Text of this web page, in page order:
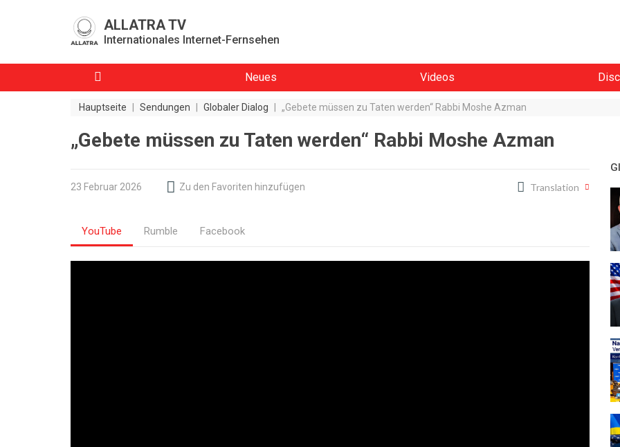
ALLATRA TV
Internationales Internet-Fernsehen
Neues Videos
Hauptseite Sendungen Globaler Dialog „Gebete müssen zu Taten werden“ Rabbi Moshe Azman
„Gebete müssen zu Taten werden“ Rabbi Moshe Azman
23 Februar 2026 Zu den Favoriten hinzufügen Translation
YouTube Rumble Facebook